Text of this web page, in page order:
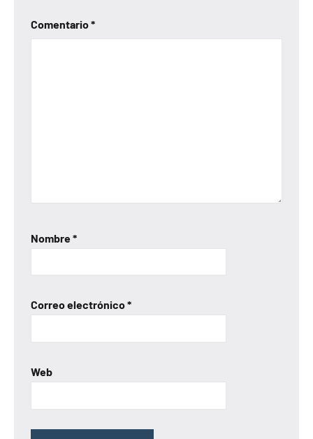
Comentario*
Nombre*
Correo electrónico*
Web